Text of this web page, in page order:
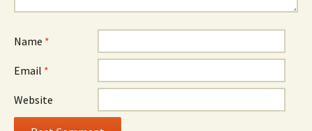
Name *
Email *
Website